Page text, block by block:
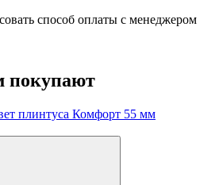
способ оплаты с менеджером
покупают